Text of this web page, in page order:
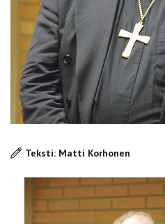
Teksti: Matti Korhonen